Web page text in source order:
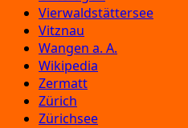
Vierwaldstättersee
Vitznau
Wangen a. A.
Wikipedia
Zermatt
Zürich
Zürichsee